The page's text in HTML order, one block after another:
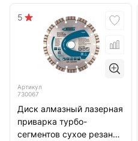
5
Артикул
730067
Диск алмазный лазерная
приварка турбо-
сегментов сухое резание